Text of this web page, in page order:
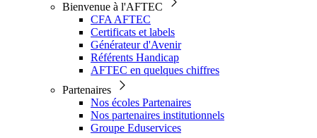
Bienvenue à l'AFTEC
CFA AFTEC
Certificats et labels
Générateur d'Avenir
Référents Handicap
AFTEC en quelques chiffres
Partenaires
Nos écoles Partenaires
Nos partenaires institutionnels
Groupe Eduservices